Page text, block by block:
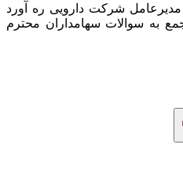
شرکت دارویی ره آورد
به سوالات سهامداران محترم